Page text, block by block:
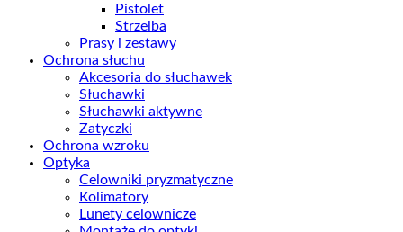
Pistolet
Strzelba
Prasy i zestawy
Ochrona słuchu
Akcesoria do słuchawek
Słuchawki
Słuchawki aktywne
Zatyczki
Ochrona wzroku
Optyka
Celowniki pryzmatyczne
Kolimatory
Lunety celownicze